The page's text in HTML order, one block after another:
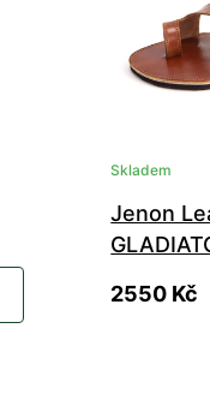
Skladem
Jenon
2550 Kč